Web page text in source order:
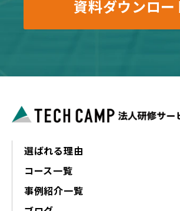
資料ダウンロー
選ばれる理由
コース一覧
事例紹介一覧